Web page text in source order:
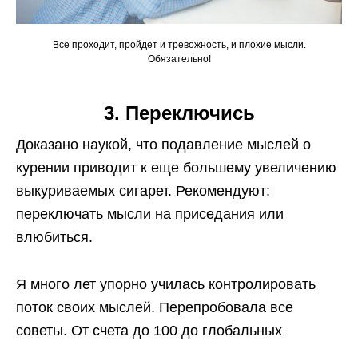
Все проходит, пройдет и тревожность, и плохие мысли.
Обязательно!
3. Переключись
Доказано наукой, что подавление мыслей о
курении приводит к еще большему увеличению
выкуриваемых сигарет. Рекомендуют:
переключать мысли на приседания или
влюбиться.
Я много лет упорно училась контролировать
поток своих мыслей. Перепробовала все
советы. От счета до 100 до глобальных